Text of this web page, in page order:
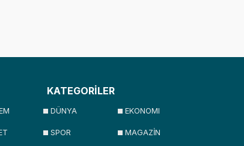
KATEGORİLER
DÜNYA EKONOMI
SPOR MAGAZİN